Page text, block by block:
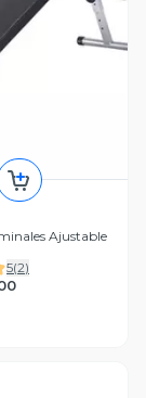
Ajustable
5(2)